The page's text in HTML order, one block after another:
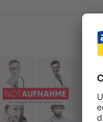
Audiotitel - Au Wacken